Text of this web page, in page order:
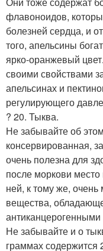
флавоноидов,
болезней сердца, и
того, апельсины
ярко-оранжевый
своими свойствами
апельсинах и
регулирующего
? 20. Тыква.
Не забывайте об
консервированная,
очень полезна для
после моркови
ней, к тому же,
вещества,
антиканцерогенными
Не забывайте и о
граммах